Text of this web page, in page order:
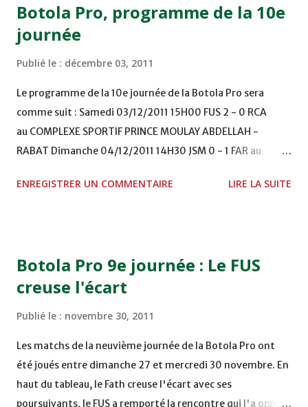
Botola Pro, programme de la 10e
journée
Publié le : décembre 03, 2011
Le programme de la 10e journée de la Botola Pro sera
comme suit : Samedi 03/12/2011 15H00 FUS 2 - 0 RCA
au COMPLEXE SPORTIF PRINCE MOULAY ABDELLAH -
RABAT Dimanche 04/12/2011 14H30 JSM 0 - 1 FAR au
TERRAIN EL ABDI - EL JADIDA 16h30 OCK 0 - 1 HUSA
Mardi 06/12/2011 15H00 WAF - OCS au COMPLEXE SPORTIF
DE FES - FES WAC - MAS Reporté pour cause de finale de la
ENREGISTRER UN COMMENTAIRE LIRE LA SUITE
Botola Pro 9e journée : Le FUS
creuse l'écart
Publié le : novembre 30, 2011
Les matchs de la neuvième journée de la Botola Pro ont
été joués entre dimanche 27 et mercredi 30 novembre. En
haut du tableau, le Fath creuse l'écart avec ses
poursuivants, le FUS a remporté la rencontre qui l'a opposé